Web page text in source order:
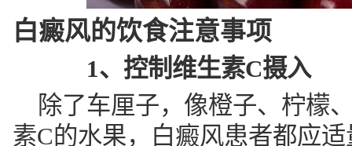
白癜风的饮食注意事项
1、控制维生素C摄入
除了车厘子，像橙子、柠檬
素C的水果，白癜风患者都应